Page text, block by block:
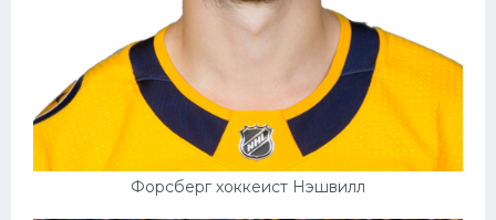
Форсберг хоккеист Нэшвилл